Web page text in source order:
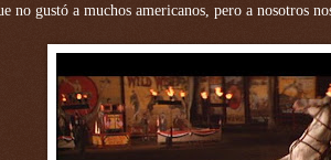
no gustó a muchos americanos, pero a nosotros